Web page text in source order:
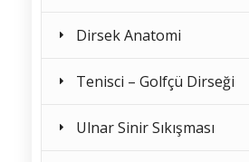
Dirsek Anatomi
Tenisci – Golfçü Dirseği
Ulnar Sinir Sıkışması